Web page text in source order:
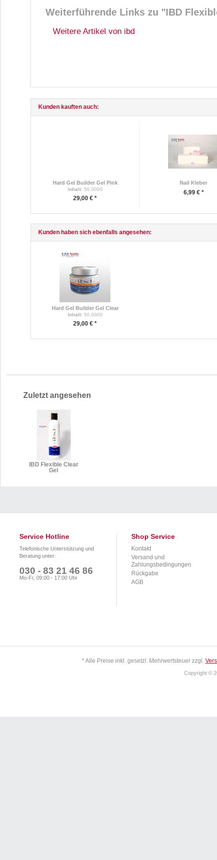
Weiterführende Links zu "IBD
Weitere Artikel von ibd
Kunden kauften auch:
Hard Gel Builder Gel Pink
Inhalt:56.0000
29,00 € *
Nail Kleber
6,99 € *
Kunden haben sich ebenfalls angesehen:
Hard Gel Builder Gel Clear
Inhalt:56.0000
29,00 € *
Zuletzt angesehen
IBD Flexible Clear
Gel
Service Hotline
Telefonische Unterstützung und
Beratung unter:
030 - 83 21 46 86
Mo-Fr, 09:00 - 17:00 Uhr
Shop Service
Kontakt
Versand und
Zahlungsbedingungen
Rückgabe
AGB
* Alle Preise inkl. gesetzl. Mehrwertsteuer zzgl.
Copyright ©